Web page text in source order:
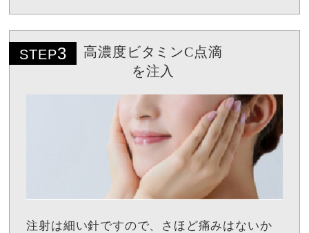
STEP3
高濃度ビタミンC点滴
を注入
注射は細い針ですので、さほど痛みはないか